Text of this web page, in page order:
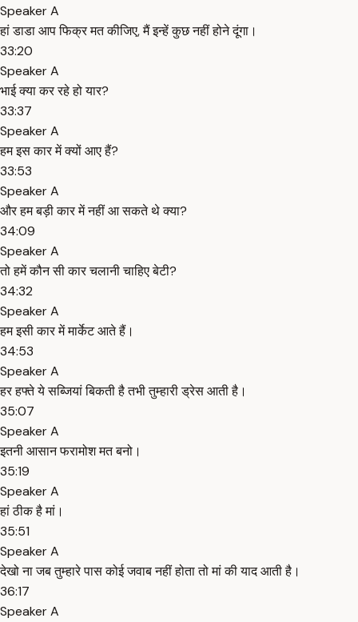
Speaker A
हां डाडा आप फिक्र मत कीजिए, मैं इन्हें कुछ नहीं होने दूंगा।
33:20
Speaker A
भाई क्या कर रहे हो यार?
33:37
Speaker A
हम इस कार में क्यों आए हैं?
33:53
Speaker A
और हम बड़ी कार में नहीं आ सकते थे क्या?
34:09
Speaker A
तो हमें कौन सी कार चलानी चाहिए बेटी?
34:32
Speaker A
हम इसी कार में मार्केट आते हैं।
34:53
Speaker A
हर हफ्ते ये सब्जियां बिकती है तभी तुम्हारी ड्रेस आती है।
35:07
Speaker A
इतनी आसान फरामोश मत बनो।
35:19
Speaker A
हां ठीक है मां।
35:51
Speaker A
देखो ना जब तुम्हारे पास कोई जवाब नहीं होता तो मां की याद आती है।
36:17
Speaker A